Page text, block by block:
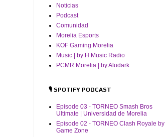
Noticias
Podcast
Comunidad
Morelia Esports
KOF Gaming Morelia
Music | by H Music Radio
PCMR Morelia | by Aludark
🎙️ SPOTIFY PODCAST
Episode 03 - TORNEO Smash Bros
Ultimate | Universidad de Morelia
Episode 02 - TORNEO Clash Royale by
Game Zone